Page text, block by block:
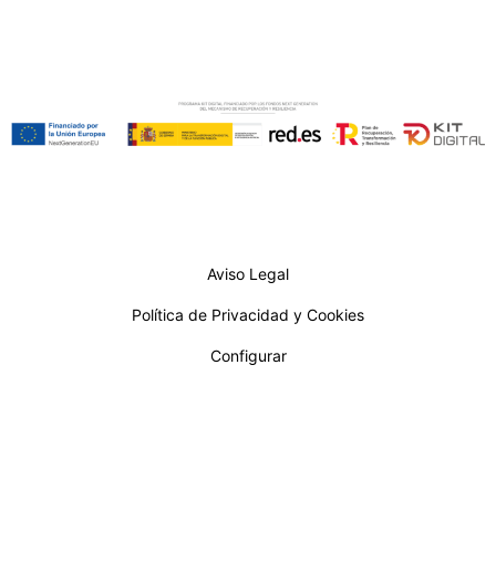
Aviso Legal
Política de Privacidad y Cookies
Configurar